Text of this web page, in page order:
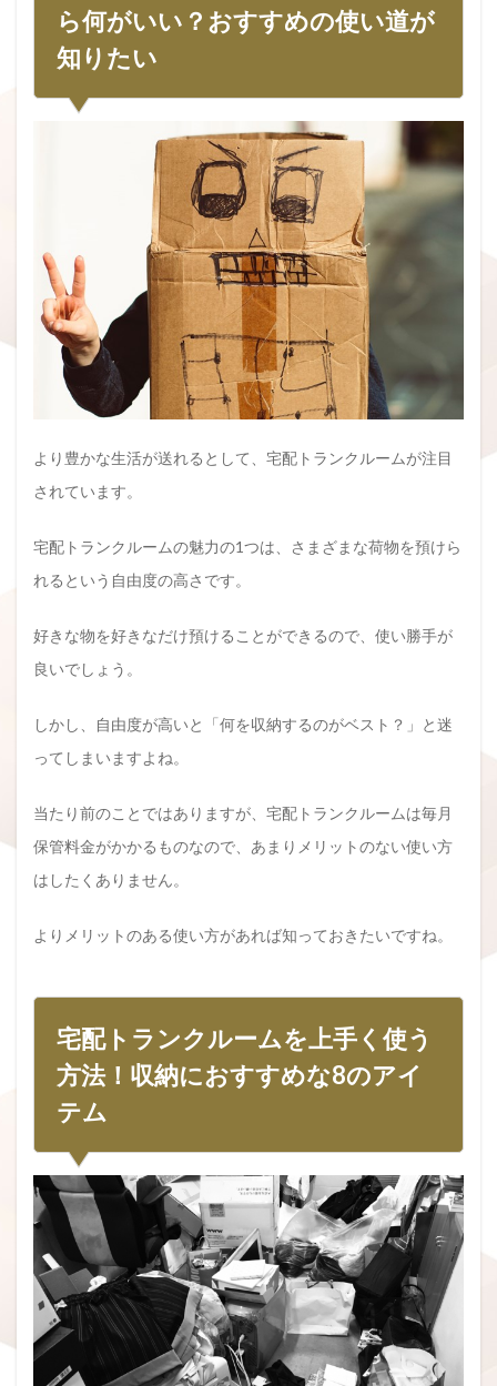
ら何がいい？おすすめの使い道が
知りたい
より豊かな生活が送れるとして、宅配トランクルームが注目
されています。
宅配トランクルームの魅力の1つは、さまざまな荷物を預けら
れるという自由度の高さです。
好きな物を好きなだけ預けることができるので、使い勝手が
良いでしょう。
しかし、自由度が高いと「何を収納するのがベスト？」と迷
ってしまいますよね。
当たり前のことではありますが、宅配トランクルームは毎月
保管料金がかかるものなので、あまりメリットのない使い方
はしたくありません。
よりメリットのある使い方があれば知っておきたいですね。
宅配トランクルームを上手く使う
方法！収納におすすめな8のアイ
テム